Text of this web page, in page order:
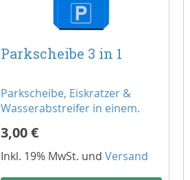
Parkscheibe 3 in 1
Parkscheibe, Eiskratzer &
Wasserabstreifer in einem.
3,00 €
Inkl. 19% MwSt. und Versand